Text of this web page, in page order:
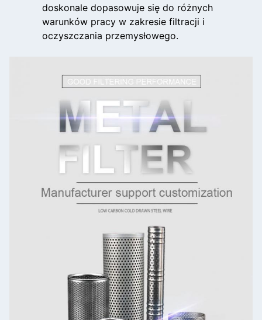
doskonale dopasowuje się do różnych
warunków pracy w zakresie filtracji i
oczyszczania przemysłowego.